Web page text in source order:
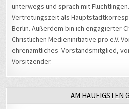
unterwegs und sprach mit
Vertretungszeit als
Berlin. Außerdem bin ich engagierter
Christlichen Medieninitiative pro e.V.
ehrenamtliches Vorstandsmitglied,
Vorsitzender.
AM HÄUFIGSTEN